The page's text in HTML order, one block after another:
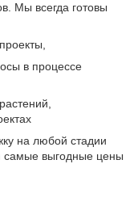
Мы всегда готовы
в процессе
на любой стадии
самые выгодные цены